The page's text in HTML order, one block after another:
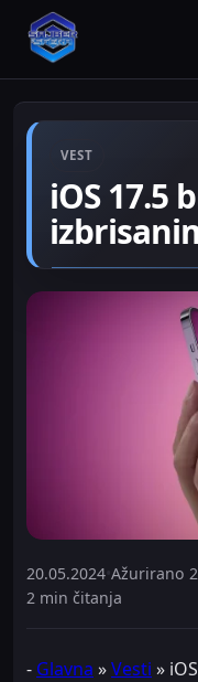
VEST
iOS 17.5
20.05.2024 Ažurirano
2 min čitanja
- Glavna »Vesti »